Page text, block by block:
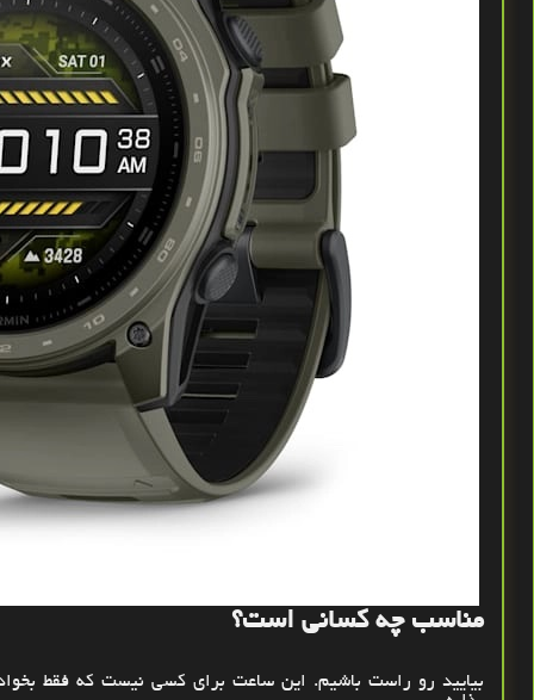
مناسب چه کسانی است؟
بیایید رو راست باشیم. این ساعت برای کسی نیست که فقط